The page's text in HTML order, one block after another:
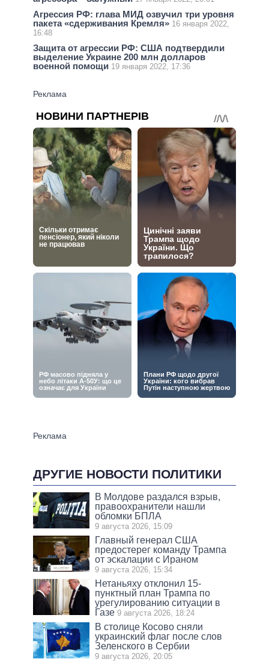
Агрессия РФ: глава МИД озвучил три уровня
пакета «сдерживания Кремля» 16 января 2022,
16:48
Защита от агрессии РФ: США подтвердили
выделение Украине 200 млн долларов
военной помощи 19 января 2022, 17:36
ДРУГИЕ НОВОСТИ ПОЛИТИКИ
В Молдове раздался взрыв,
правоохранители нашли
обломки БПЛА
9 августа 2026, 15:09
Главный генерал США
предостерег команду Трампа
от эскалации с Ираном
9 августа 2026, 15:34
Нетаньяху отклонил 15-
пунктный план Трампа по
урегулированию ситуации в
Газе 9 августа 2026, 18:24
В столице Косово сняли
украинский флаг после слов
Зеленского в Сербии
9 августа 2026, 20:05